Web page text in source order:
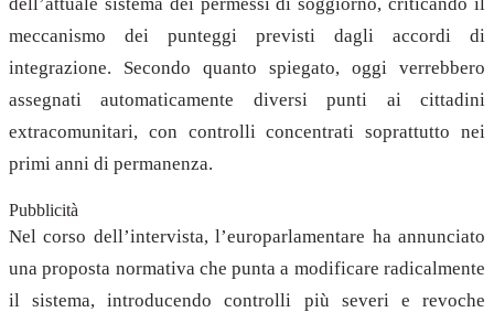
meccanismo dei punteggi previsti dagli accordi di
integrazione. Secondo quanto spiegato, oggi verrebbero
assegnati automaticamente diversi punti ai cittadini
extracomunitari, con controlli concentrati soprattutto nei
primi anni di permanenza.
Pubblicità
Nel corso dell’intervista, l’europarlamentare ha annunciato
una proposta normativa che punta a modificare radicalmente
il sistema, introducendo controlli più severi e revoche